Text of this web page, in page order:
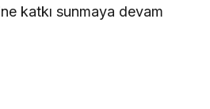
katkı sunmaya devam